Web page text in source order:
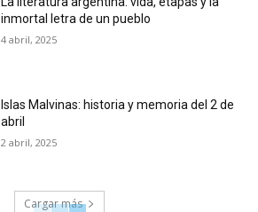
inmortal letra de un pueblo
4 abril, 2025
Islas Malvinas: historia y memoria del 2 de
abril
2 abril, 2025
Cargar más